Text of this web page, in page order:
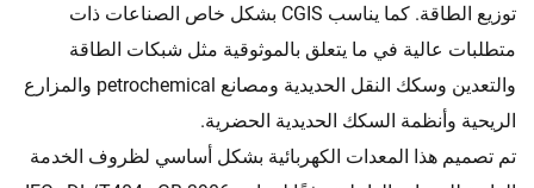
توزيع الطاقة. كما يناسب CGIS بشكل خاص الصناعات ذات
متطلبات عالية في ما يتعلق بالموثوقية مثل شبكات الطاقة
والتعدين وسكك النقل الحديدية ومصانع petrochemical والمزارع
الريحية وأنظمة السكك الحديدية الحضرية.
تم تصميم هذا المعدات الكهربائية بشكل أساسي لظروف الخدمة